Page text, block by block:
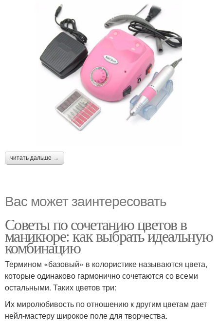
читать дальше →
Вас может заинтересовать
Советы по сочетанию цветов в
маникюре: как выбрать идеальную
комбинацию
Термином «базовый» в колористике называются цвета,
которые одинаково гармонично сочетаются со всеми
остальными. Таких цветов три:
Их миролюбивость по отношению к другим цветам дает
нейл-мастеру широкое поле для творчества.